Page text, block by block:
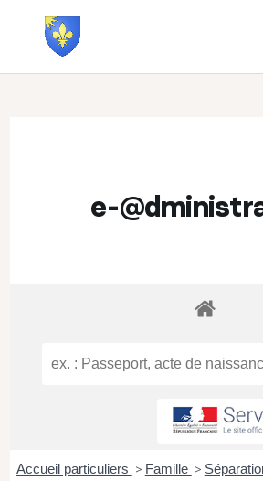
e-
Accueil particuliers > Famille >